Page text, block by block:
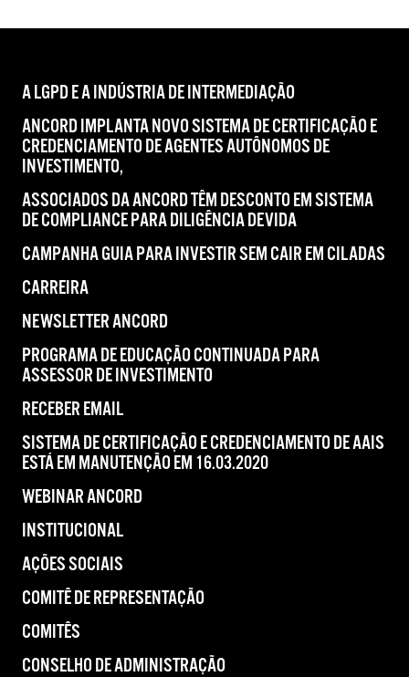
A LGPD E A INDÚSTRIA DE INTERMEDIAÇÃO
ANCORD IMPLANTA NOVO SISTEMA DE CERTIFICAÇÃO E
CREDENCIAMENTO DE AGENTES AUTÔNOMOS DE
INVESTIMENTO,
ASSOCIADOS DA ANCORD TÊM DESCONTO EM SISTEMA
DE COMPLIANCE PARA DILIGÊNCIA DEVIDA
CAMPANHA GUIA PARA INVESTIR SEM CAIR EM CILADAS
CARREIRA
NEWSLETTER ANCORD
PROGRAMA DE EDUCAÇÃO CONTINUADA PARA
ASSESSOR DE INVESTIMENTO
RECEBER EMAIL
SISTEMA DE CERTIFICAÇÃO E CREDENCIAMENTO DE AAIS
ESTÁ EM MANUTENÇÃO EM 16.03.2020
WEBINAR ANCORD
INSTITUCIONAL
AÇÕES SOCIAIS
COMITÊ DE REPRESENTAÇÃO
COMITÊS
CONSELHO DE ADMINISTRAÇÃO